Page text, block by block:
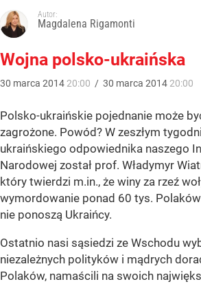
Autor:
Magdalena Rigamonti
Wojna polsko-ukraińska
30 marca 2014 20:00 / 30 marca 2014 20:00
Polsko-ukraińskie pojednanie może
zagrożone. Powód? W zeszłym
ukraińskiego odpowiednika naszego
Narodowej został prof. Władymyr
który twierdzi m.in., że winy za rzeź
wymordowanie ponad 60 tys.
nie ponoszą Ukraińcy.
Ostatnio nasi sąsiedzi ze Wschodu
niezależnych polityków i mądrych
Polaków, namaścili na swoich